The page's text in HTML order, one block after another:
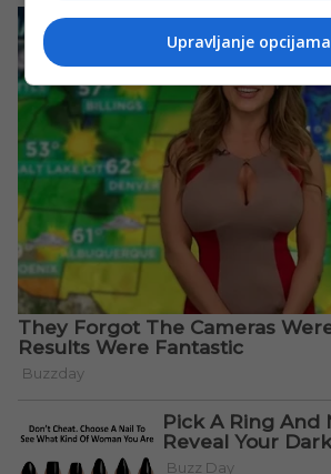
Upravljanje opcijama